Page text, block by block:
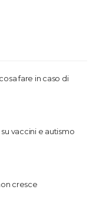
fare in caso di
vaccini e autismo
cresce